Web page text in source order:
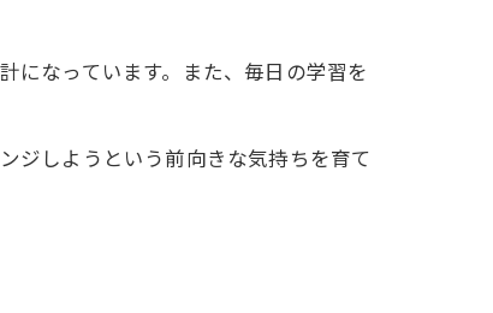
になっています。また、毎日の学習を
ジしようという前向きな気持ちを育て